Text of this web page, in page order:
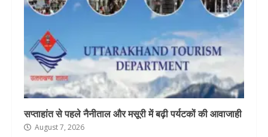
सप्ताहांत से पहले नैनीताल और मसूरी में बढ़ी पर्यटकों की आवाजाही
August 7, 2026